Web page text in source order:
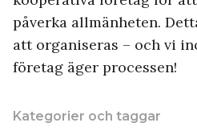
påverka allmänheten.
att organiseras – och vi
företag äger processen!
Kategorier och taggar